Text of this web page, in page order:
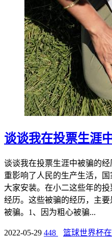
谈谈我在投票生涯
谈谈我在投票生涯中被骗的
重影响了人民的生产生活，
大家安装。在小二这些年的
经历。这些被骗的经历，主
被骗。1、因为粗心被骗...
2022-05-29 448 篮球世界杯